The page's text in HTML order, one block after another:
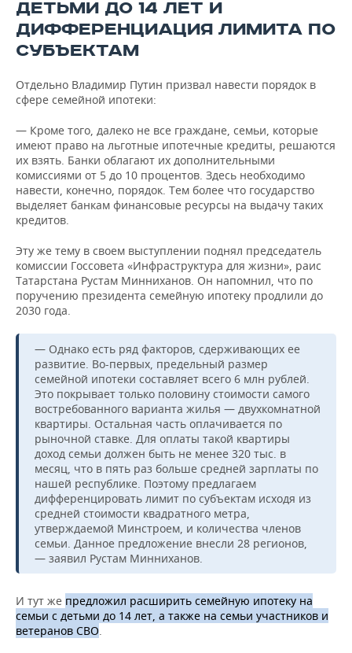
ДЕТЬМИ ДО 14 ЛЕТ И
ДИФФЕРЕНЦИАЦИЯ ЛИМИТА ПО
СУБЪЕКТАМ
Отдельно Владимир Путин призвал навести порядок в
сфере семейной ипотеки:
— Кроме того, далеко не все граждане, семьи, которые
имеют право на льготные ипотечные кредиты, решаются
их взять. Банки облагают их дополнительными
комиссиями от 5 до 10 процентов. Здесь необходимо
навести, конечно, порядок. Тем более что государство
выделяет банкам финансовые ресурсы на выдачу таких
кредитов.
Эту же тему в своем выступлении поднял председатель
комиссии Госсовета «Инфраструктура для жизни», раис
Татарстана Рустам Минниханов. Он напомнил, что по
поручению президента семейную ипотеку продлили до
2030 года.
— Однако есть ряд факторов, сдерживающих ее
развитие. Во-первых, предельный размер
семейной ипотеки составляет всего 6 млн рублей.
Это покрывает только половину стоимости самого
востребованного варианта жилья — двухкомнатной
квартиры. Остальная часть оплачивается по
рыночной ставке. Для оплаты такой квартиры
доход семьи должен быть не менее 320 тыс. в
месяц, что в пять раз больше средней зарплаты по
нашей республике. Поэтому предлагаем
дифференцировать лимит по субъектам исходя из
средней стоимости квадратного метра,
утверждаемой Минстроем, и количества членов
семьи. Данное предложение внесли 28 регионов,
— заявил Рустам Минниханов.
И тут же предложил расширить семейную ипотеку на
семьи с детьми до 14 лет, а также на семьи участников и
ветеранов СВО.